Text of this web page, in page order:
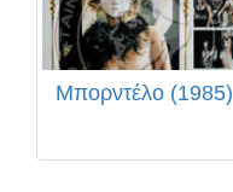
Μπορντέλο (1985)